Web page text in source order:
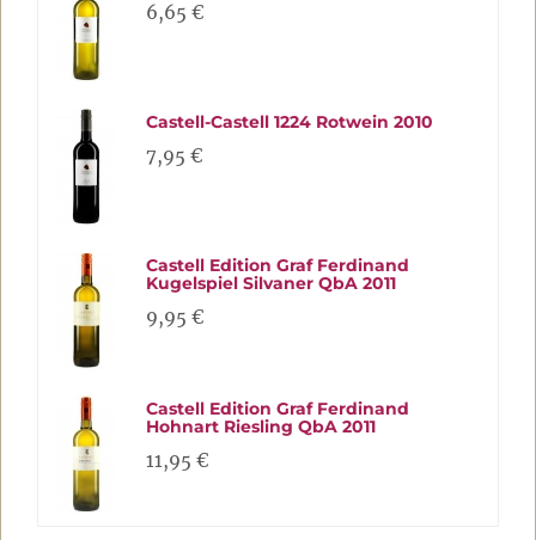
6,65 €
Castell-Castell 1224 Rotwein 2010
7,95 €
Castell Edition Graf Ferdinand
Kugelspiel Silvaner QbA 2011
9,95 €
Castell Edition Graf Ferdinand
Hohnart Riesling QbA 2011
11,95 €